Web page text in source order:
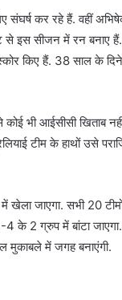
कर रहे हैं. वहीं
से इस सीजन में रन बनाए
किए हैं. 38 साल के
कोई भी आईसीसी खिताब
टीम के हाथों उसे
जाएगा. सभी 20
के 2 ग्रुप में बांटा
मुकाबले में जगह बनाएंगी.